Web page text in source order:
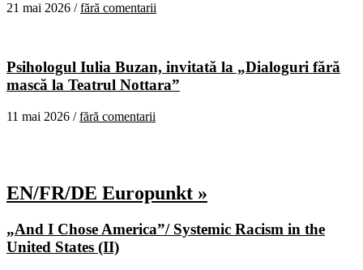
21 mai 2026 /fără comentarii
Psihologul Iulia Buzan, invitată la „Dialoguri fără
mască la Teatrul Nottara”
11 mai 2026 /fără comentarii
EN/FR/DE Europunkt »
„And I Chose America”/ Systemic Racism in the
United States (II)